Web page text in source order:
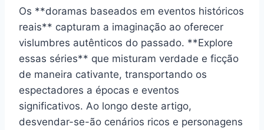
Os **doramas baseados em eventos históricos
reais** capturam a imaginação ao oferecer
vislumbres autênticos do passado. **Explore
essas séries** que misturam verdade e ficção
de maneira cativante, transportando os
espectadores a épocas e eventos
significativos. Ao longo deste artigo,
desvendar-se-ão cenários ricos e personagens